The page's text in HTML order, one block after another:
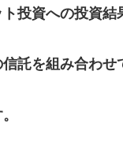
投資への投資結
託を組み合わせ